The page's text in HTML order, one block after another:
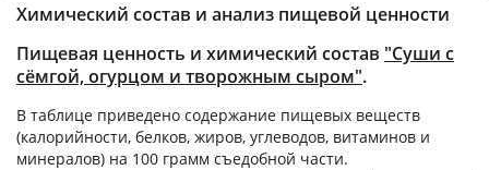
Химический состав и анализ пищевой ценности
Пищевая ценность и химический состав "Суши с
сёмгой, огурцом и творожным сыром".
В таблице приведено содержание пищевых веществ
(калорийности, белков, жиров, углеводов, витаминов и
минералов) на 100 грамм съедобной части.